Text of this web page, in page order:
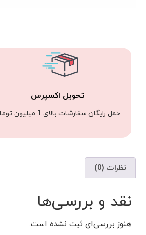
تحویل اکسپرس
حمل رایگان سفارشات بالای 1 میلیون تومان
نظرات (0)
نقد و بررسی‌ها
هنوز بررسی‌ای ثبت نشده است.